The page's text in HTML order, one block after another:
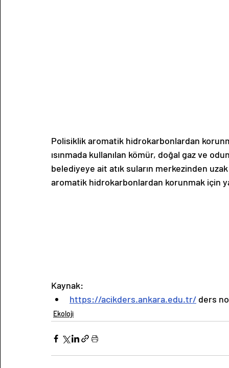
Polisiklik aromatik hidrokarbonlardan
ısınmada kullanılan kömür, doğal gaz ve
belediyeye ait atık suların merkezinden
aromatik hidrokarbonlardan korunmak için
Kaynak:
https://acikders.ankara.edu.tr/ ders
Ekoloji